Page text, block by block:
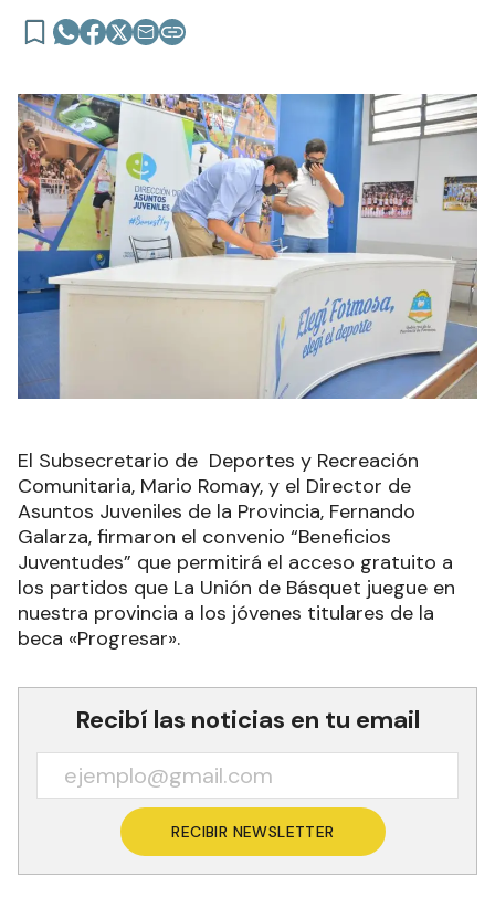
El Subsecretario de Deportes y Recreación
Comunitaria, Mario Romay, y el Director de
Asuntos Juveniles de la Provincia, Fernando
Galarza, firmaron el convenio “Beneficios
Juventudes” que permitirá el acceso gratuito a
los partidos que La Unión de Básquet juegue en
nuestra provincia a los jóvenes titulares de la
beca «Progresar».
Recibí las noticias en tu email
RECIBIR NEWSLETTER